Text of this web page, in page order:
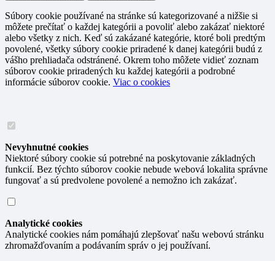
Súbory cookie používané na stránke sú kategorizované a nižšie si
môžete prečítať o každej kategórii a povoliť alebo zakázať niektoré
alebo všetky z nich. Keď sú zakázané kategórie, ktoré boli predtým
povolené, všetky súbory cookie priradené k danej kategórii budú z
vášho prehliadača odstránené. Okrem toho môžete vidieť zoznam
súborov cookie priradených ku každej kategórii a podrobné
informácie súborov cookie. Viac o cookies
Nevyhnutné cookies
Niektoré súbory cookie sú potrebné na poskytovanie základných
funkcií. Bez týchto súborov cookie nebude webová lokalita správne
fungovať a sú predvolene povolené a nemožno ich zakázať.
Analytické cookies
Analytické cookies nám pomáhajú zlepšovať našu webovú stránku
zhromažďovaním a podávaním správ o jej používaní.